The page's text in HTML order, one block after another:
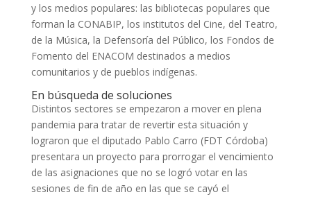
y los medios populares: las bibliotecas populares que
forman la CONABIP, los institutos del Cine, del Teatro,
de la Música, la Defensoría del Público, los Fondos de
Fomento del ENACOM destinados a medios
comunitarios y de pueblos indígenas.
En búsqueda de soluciones
Distintos sectores se empezaron a mover en plena
pandemia para tratar de revertir esta situación y
lograron que el diputado Pablo Carro (FDT Córdoba)
presentara un proyecto para prorrogar el vencimiento
de las asignaciones que no se logró votar en las
sesiones de fin de año en las que se cayó el